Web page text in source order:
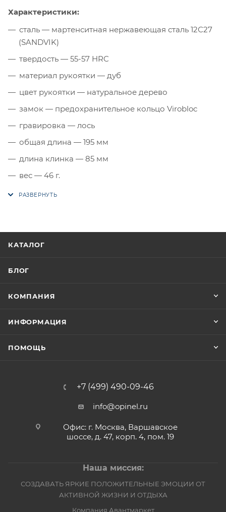
Характеристики:
сталь — мартенситная нержавеющая сталь 12С27
(SANDVIK)
твердость — 55-57 HRC
материал рукоятки — дуб
цвет рукоятки — натуральное дерево
замок — предохранительное кольцо Virobloc
гравировка — лось
общая длина — 195 мм
длина клинка — 85 мм
вес — 46 г.
КАТАЛОГ
БЛОГ
КОМПАНИЯ
ИНФОРМАЦИЯ
ПОМОЩЬ
+7 (499) 490-09-46
info@opinel.ru
Офис: г. Москва, Варшавское
шоссе, д. 47, корп. 4, пом. 19
Наша миссия:
СОЗДАВАТЬ ЯРКИЕ ПОЛОЖИТЕЛЬНЫЕ ЭМОЦИИ ОТ
АКТИВНОЙ ЖИЗНИ И ОТДЫХА
Компания Авантмаркет